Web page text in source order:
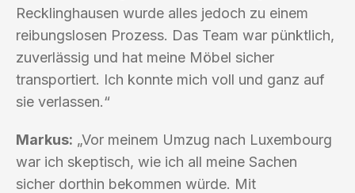
Recklinghausen wurde alles jedoch zu einem
reibungslosen Prozess. Das Team war pünktlich,
zuverlässig und hat meine Möbel sicher
transportiert. Ich konnte mich voll und ganz auf
sie verlassen.“
Markus: „Vor meinem Umzug nach Luxembourg
war ich skeptisch, wie ich all meine Sachen
sicher dorthin bekommen würde. Mit